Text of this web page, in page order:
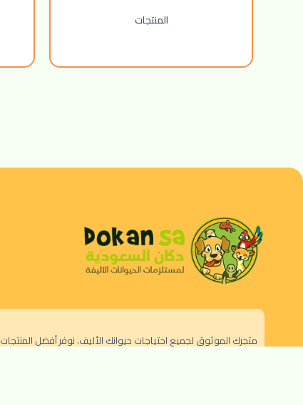
المنتجات
متجرك الموثوق لجميع احتياجات حيوانك الأليف. نوفر أفضل المنتجات